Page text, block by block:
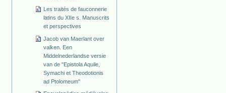
Les traités de fauconnerie
latins du XIIe s. Manuscrits
et perspectives
Jacob van Maerlant over
valken. Een
Middelnederlandse versie
van de "Epistola Aquile,
Symachi et Theodotionis
ad Ptolomeum"